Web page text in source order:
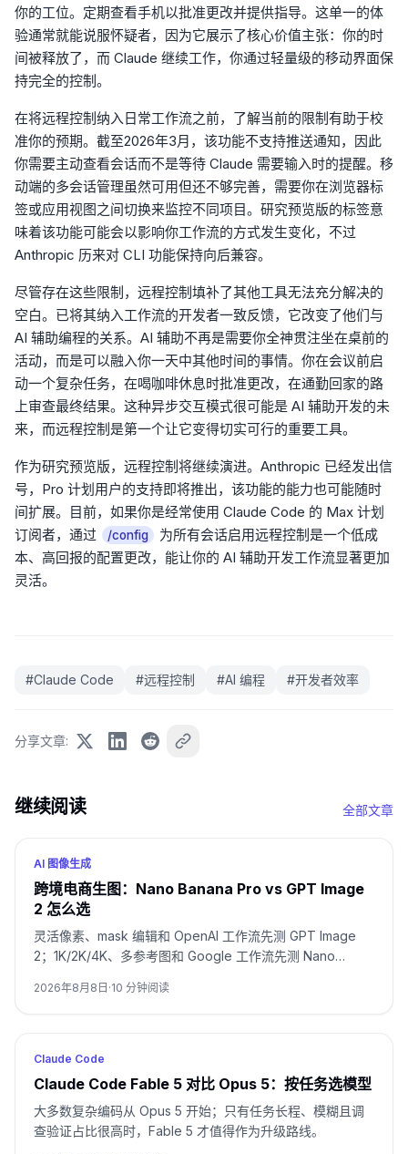
你的工位。定期查看手机以批准更改并提供指导。这单一的体
验通常就能说服怀疑者，因为它展示了核心价值主张：你的时
间被释放了，而 Claude 继续工作，你通过轻量级的移动界面保
持完全的控制。
在将远程控制纳入日常工作流之前，了解当前的限制有助于校
准你的预期。截至2026年3月，该功能不支持推送通知，因此
你需要主动查看会话而不是等待 Claude 需要输入时的提醒。移
动端的多会话管理虽然可用但还不够完善，需要你在浏览器标
签或应用视图之间切换来监控不同项目。研究预览版的标签意
味着该功能可能会以影响你工作流的方式发生变化，不过
Anthropic 历来对 CLI 功能保持向后兼容。
尽管存在这些限制，远程控制填补了其他工具无法充分解决的
空白。已将其纳入工作流的开发者一致反馈，它改变了他们与
AI 辅助编程的关系。AI 辅助不再是需要你全神贯注坐在桌前的
活动，而是可以融入你一天中其他时间的事情。你在会议前启
动一个复杂任务，在喝咖啡休息时批准更改，在通勤回家的路
上审查最终结果。这种异步交互模式很可能是 AI 辅助开发的未
来，而远程控制是第一个让它变得切实可行的重要工具。
作为研究预览版，远程控制将继续演进。Anthropic 已经发出信
号，Pro 计划用户的支持即将推出，该功能的能力也可能随时
间扩展。目前，如果你是经常使用 Claude Code 的 Max 计划
订阅者，通过
/config
为所有会话启用远程控制是一个低成
本、高回报的配置更改，能让你的 AI 辅助开发工作流显著更加
灵活。
#Claude Code #远程控制 #AI 编程 #开发者效率
分享文章:
继续阅读 全部文章
AI 图像生成
跨境电商生图：Nano Banana Pro vs GPT Image
2 怎么选
灵活像素、mask 编辑和 OpenAI 工作流先测 GPT Image
2；1K/2K/4K、多参考图和 Google 工作流先测 Nano
SKU 双测，并按通过率与返修时间决定。
2026年8月8日 ·10 分钟阅读
Claude Code
Claude Code Fable 5 对比 Opus 5：按任务选模型
大多数复杂编码从 Opus 5 开始；只有任务长程、模糊且调
查验证占比很高时，Fable 5 才值得作为升级路线。